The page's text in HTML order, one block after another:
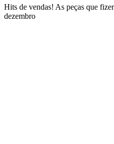
Hits de vendas! As peças que
dezembro